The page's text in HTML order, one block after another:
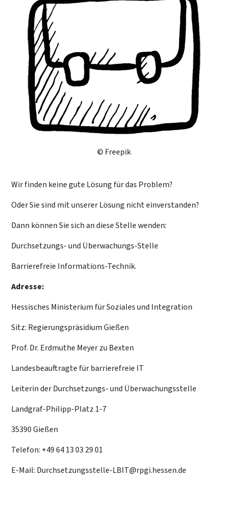
© Freepik
Wir finden keine gute Lösung für das Problem?
Oder Sie sind mit unserer Lösung nicht einverstanden?
Dann können Sie sich an diese Stelle wenden:
Durchsetzungs- und Überwachungs-Stelle
Barrierefreie Informations-Technik.
Adresse:
Hessisches Ministerium für Soziales und Integration
Sitz: Regierungspräsidium Gießen
Prof. Dr. Erdmuthe Meyer zu Bexten
Landesbeauftragte für barrierefreie IT
Leiterin der Durchsetzungs- und Überwachungsstelle
Landgraf-Philipp-Platz 1-7
35390 Gießen
Telefon: +49 64 13 03 29 01
E-Mail: Durchsetzungsstelle-LBIT@rpgi.hessen.de